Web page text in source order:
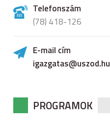
Telefonszám
(78) 418-126
E-mail cím
igazgatas@uszod.hu
PROGRAMOK